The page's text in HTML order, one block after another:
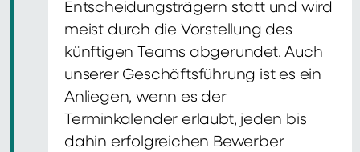
Entscheidungsträgern statt und wird
meist durch die Vorstellung des
künftigen Teams abgerundet. Auch
unserer Geschäftsführung ist es ein
Anliegen, wenn es der
Terminkalender erlaubt, jeden bis
dahin erfolgreichen Bewerber